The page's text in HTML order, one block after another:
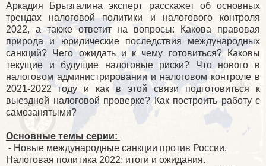
Аркадия Брызгалина эксперт расскажет об основных
трендах налоговой политики и налогового контроля
2022, а также ответит на вопросы: Какова правовая
природа и юридические последствия международных
санкций? Чего ожидать и к чему готовиться? Каковы
текущие и будущие налоговые риски? Что нового в
налоговом администрировании и налоговом контроле в
2021-2022 году и как в этой связи подготовиться к
выездной налоговой проверке? Как построить работу с
самозанятыми?
Основные темы серии:
- Новые международные санкции против России.
Налоговая политика 2022: итоги и ожидания.